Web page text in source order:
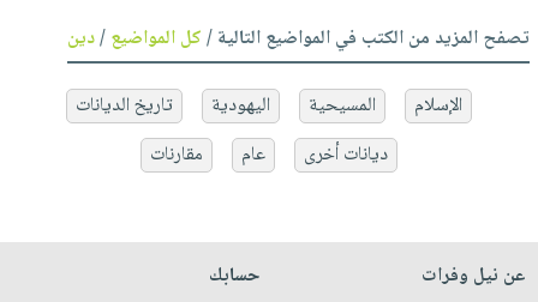
تصفح المزيد من الكتب في المواضيع التالية /كل المواضيع/دين
الإسلام المسيحية اليهودية
تاريخ الديانات
ديانات أخرى
عام مقارنات
عن نيل وفرات
حسابك